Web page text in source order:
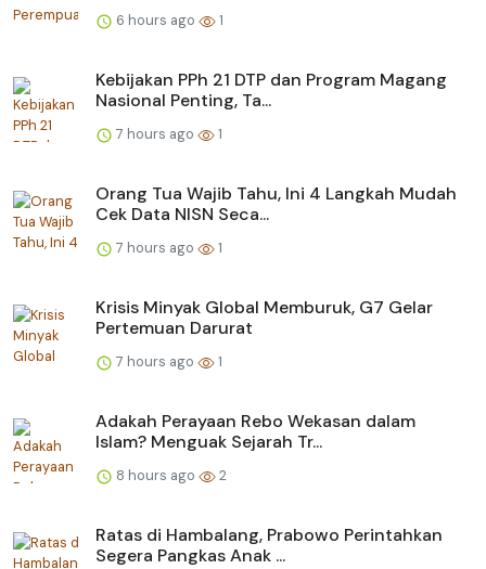
6 hours ago 1
Kebijakan PPh 21 DTP dan Program Magang
Nasional Penting, Ta...
7 hours ago 1
Orang Tua Wajib Tahu, Ini 4 Langkah Mudah
Cek Data NISN Seca...
7 hours ago 1
Krisis Minyak Global Memburuk, G7 Gelar
Pertemuan Darurat
7 hours ago 1
Adakah Perayaan Rebo Wekasan dalam
Islam? Menguak Sejarah Tr...
8 hours ago 2
Ratas di Hambalang, Prabowo Perintahkan
Segera Pangkas Anak ...